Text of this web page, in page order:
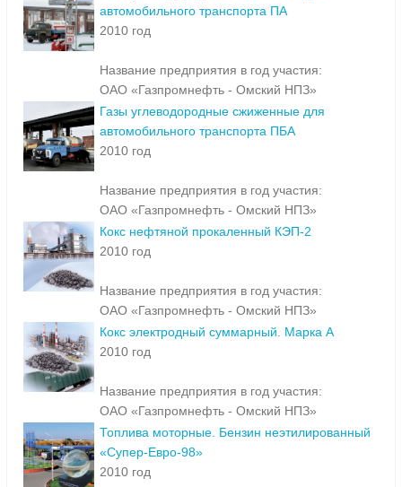
автомобильного транспорта ПА
2010 год
Название предприятия в год участия:
ОАО «Газпромнефть - Омский НПЗ»
Газы углеводородные сжиженные для
автомобильного транспорта ПБА
2010 год
Название предприятия в год участия:
ОАО «Газпромнефть - Омский НПЗ»
Кокс нефтяной прокаленный КЭП-2
2010 год
Название предприятия в год участия:
ОАО «Газпромнефть - Омский НПЗ»
Кокс электродный суммарный. Марка А
2010 год
Название предприятия в год участия:
ОАО «Газпромнефть - Омский НПЗ»
Топлива моторные. Бензин неэтилированный
«Супер-Евро-98»
2010 год